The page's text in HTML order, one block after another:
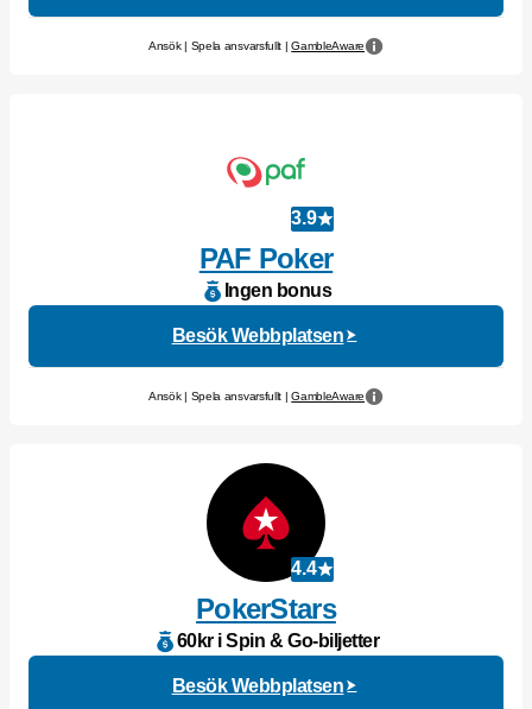
Ansök | Spela ansvarsfullt |GambleAware
3.9
PAF Poker
Ingen bonus
Besök Webbplatsen
Ansök | Spela ansvarsfullt |GambleAware
4.4
PokerStars
60kr i Spin & Go-biljetter
Besök Webbplatsen